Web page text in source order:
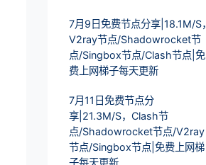
7月9日免费节点分享|18.1M/S，
V2ray节点/Shadowrocket节
点/Singbox节点/Clash节点|免
费上网梯子每天更新
7月11日免费节点分
享|21.3M/S，Clash节
点/Shadowrocket节点/V2ray
节点/Singbox节点|免费上网梯
子每天更新